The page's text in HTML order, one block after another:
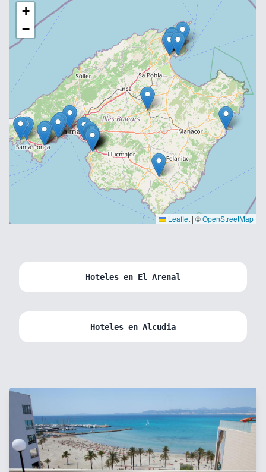
+
−
Leaflet | ©OpenStreetMap
Hoteles en El Arenal
Hoteles en Alcudia